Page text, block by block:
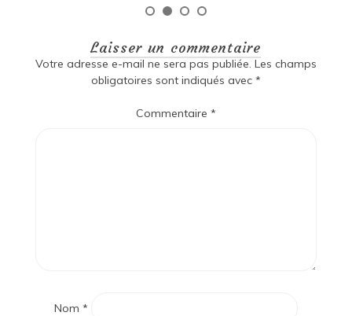
Laisser un commentaire
Votre adresse e-mail ne sera pas publiée. Les champs
obligatoires sont indiqués avec *
Commentaire *
Nom *